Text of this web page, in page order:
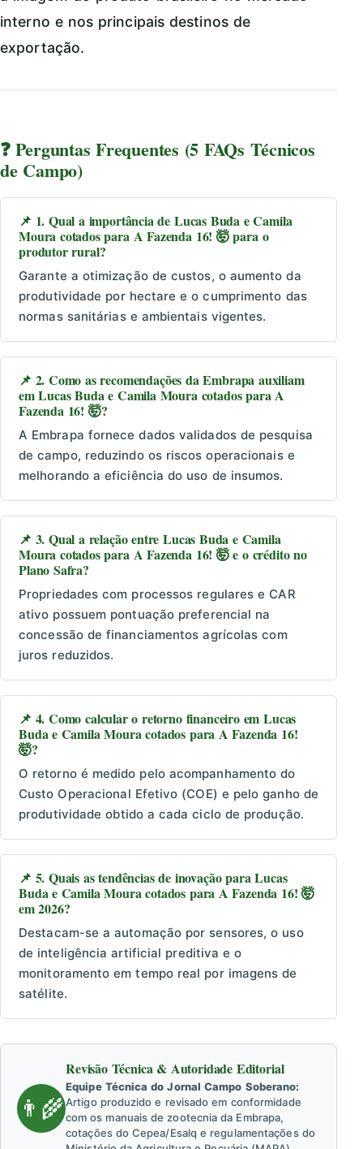
interno e nos principais destinos de
exportação.
❓ Perguntas Frequentes (5 FAQs Técnicos
de Campo)
📌 1. Qual a importância de Lucas Buda e Camila
Moura cotados para A Fazenda 16! 🤯 para o
produtor rural?
Garante a otimização de custos, o aumento da
produtividade por hectare e o cumprimento das
normas sanitárias e ambientais vigentes.
📌 2. Como as recomendações da Embrapa auxiliam
em Lucas Buda e Camila Moura cotados para A
Fazenda 16! 🤯?
A Embrapa fornece dados validados de pesquisa
de campo, reduzindo os riscos operacionais e
melhorando a eficiência do uso de insumos.
📌 3. Qual a relação entre Lucas Buda e Camila
Moura cotados para A Fazenda 16! 🤯 e o crédito no
Plano Safra?
Propriedades com processos regulares e CAR
ativo possuem pontuação preferencial na
concessão de financiamentos agrícolas com
juros reduzidos.
📌 4. Como calcular o retorno financeiro em Lucas
Buda e Camila Moura cotados para A Fazenda 16!
🤯?
O retorno é medido pelo acompanhamento do
Custo Operacional Efetivo (COE) e pelo ganho de
produtividade obtido a cada ciclo de produção.
📌 5. Quais as tendências de inovação para Lucas
Buda e Camila Moura cotados para A Fazenda 16! 🤯
em 2026?
Destacam-se a automação por sensores, o uso
de inteligência artificial preditiva e o
monitoramento em tempo real por imagens de
satélite.
👨‍🌾
Revisão Técnica & Autoridade Editorial
Equipe Técnica do Jornal Campo Soberano:
Artigo produzido e revisado em conformidade
com os manuais de zootecnia da Embrapa,
cotações do Cepea/Esalq e regulamentações do